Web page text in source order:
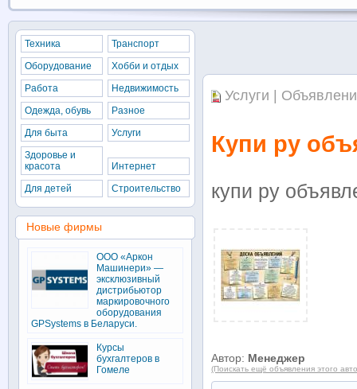
Услуги |
Купи ру
купи ру
Автор: Менеджер
(Поискать ещё объявления этого
Техника
Транспорт
Оборудование
Хобби и отдых
Работа
Недвижимость
Одежда, обувь
Разное
Для быта
Услуги
Здоровье и
красота
Интернет
Для детей
Строительство
Новые фирмы
ООО «Аркон
Машинери» —
эксклюзивный
дистрибьютор
маркировочного
оборудования
GPSystems в Беларуси.
Курсы
бухгалтеров в
Гомеле